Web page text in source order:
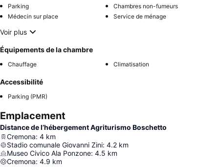
Parking
Chambres non-fumeurs
Médecin sur place
Service de ménage
Voir plus
Équipements de la chambre
Chauffage Climatisation
Accessibilité
Parking (PMR)
Emplacement
Distance de l’hébergement Agriturismo Boschetto
Cremona: 4 km
Stadio comunale Giovanni Zini: 4.2 km
Museo Civico Ala Ponzone: 4.5 km
Cremona: 4.9 km